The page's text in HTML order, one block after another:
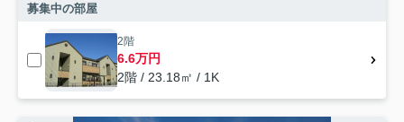
募集中の部屋
2階
6.6万円
2階 / 23.18㎡ / 1K